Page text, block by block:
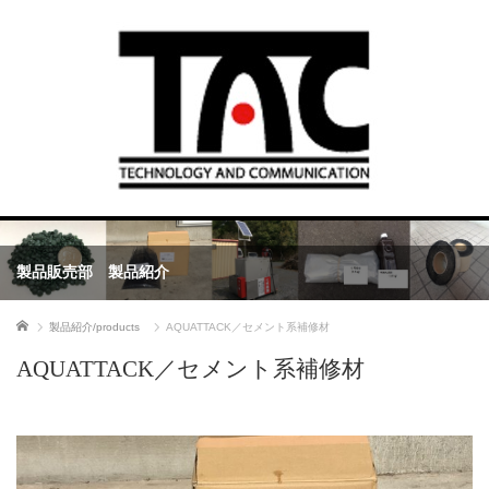
製品販売部 製品紹介
ホーム 製品紹介/products AQUATTACK／セメント系補修材
AQUATTACK／セメント系補修材